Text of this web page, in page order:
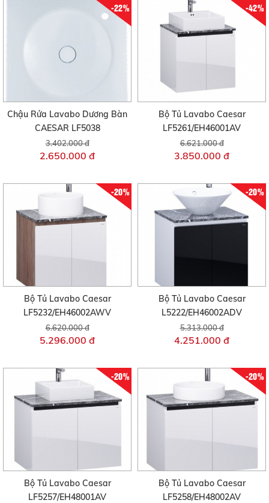
-22%
Chậu Rửa Lavabo Dương Bàn
CAESAR LF5038
3.402.000 đ
2.650.000 đ
-42%
Bộ Tủ Lavabo Caesar
LF5261/EH46001AV
6.621.000 đ
3.850.000 đ
-20%
Bộ Tủ Lavabo Caesar
LF5232/EH46002AWV
6.620.000 đ
5.296.000 đ
-20%
Bộ Tủ Lavabo Caesar
L5222/EH46002ADV
5.313.000 đ
4.251.000 đ
-20%
Bộ Tủ Lavabo Caesar
LF5257/EH48001AV
-20%
Bộ Tủ Lavabo Caesar
LF5258/EH48002AV